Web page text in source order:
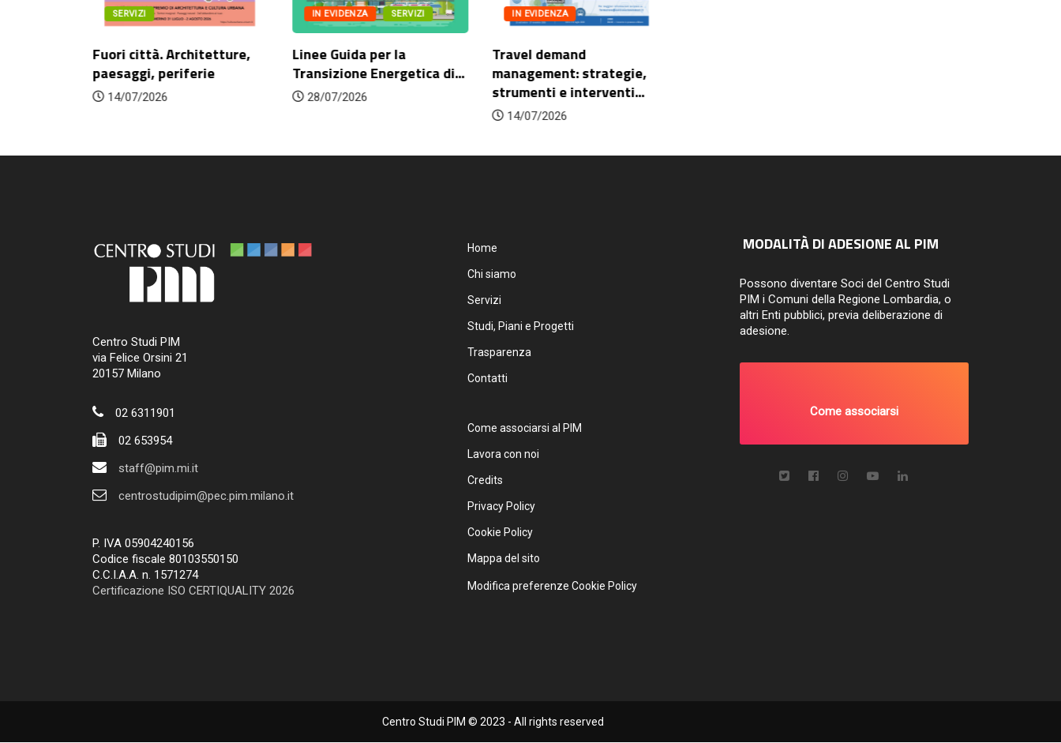
SERVIZI
Fuori città. Architetture,
paesaggi, periferie
14/07/2026
IN EVIDENZA SERVIZI
Linee Guida per la
Transizione Energetica di...
28/07/2026
IN EVIDENZA
Travel demand
management: strategie,
strumenti e interventi...
14/07/2026
Centro Studi PIM
via Felice Orsini 21
20157 Milano
02 6311901
02 653954
staff@pim.mi.it
centrostudipim@pec.pim.milano.it
P. IVA 05904240156
Codice fiscale 80103550150
C.C.I.A.A. n. 1571274
Certificazione ISO CERTIQUALITY 2026
Home
Chi siamo
Servizi
Studi, Piani e Progetti
Trasparenza
Contatti
Come associarsi al PIM
Lavora con noi
Credits
Privacy Policy
Cookie Policy
Mappa del sito
Modifica preferenze Cookie Policy
MODALITÀ DI ADESIONE AL PIM
Possono diventare Soci del Centro Studi
PIM i Comuni della Regione Lombardia, o
altri Enti pubblici, previa deliberazione di
adesione.
Come associarsi
Centro Studi PIM © 2023 - All rights reserved